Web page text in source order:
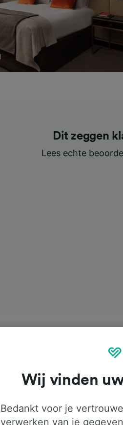
Dit zeggen
Lees echte
Wij vinden
Bedankt voor je
verwerken van je